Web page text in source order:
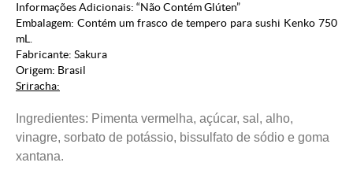
Informações Adicionais: “Não Contém Glúten”
Embalagem: Contém um frasco de tempero para sushi Kenko 750
mL.
Fabricante: Sakura
Origem: Brasil
Sriracha:
Ingredientes: Pimenta vermelha, açúcar, sal, alho,
vinagre, sorbato de potássio, bissulfato de sódio e goma
xantana.